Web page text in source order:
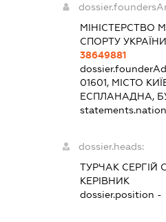
МІНІСТЕРСТВО
СПОРТУ УКРАЇНИ
38649881
01601, МІСТО
ЕСПЛАНАДНА,
dossier.heads:
ТУРЧАК СЕРГІЙ
КЕРІВНИК
dossier.position -